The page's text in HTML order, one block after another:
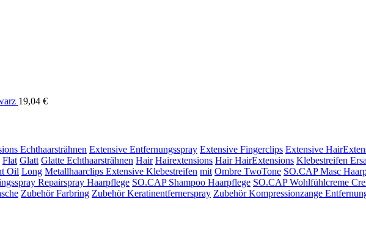
19,04 €
Echthaarsträhnen Extensive Entfernungsspray Extensive Fingerclips Extensive
Flat Glatt Glatte Echthaarsträhnen Hair Hairextensions Hair HairExtensions Klebestreifen
Oil Long Metallhaarclips Extensive Klebestreifen mit Ombre TwoTone SO.CAP Masc
Repairspray Haarpflege SO.CAP Shampoo Haarpflege SO.CAP Wohlfühlcreme
Zubehör Farbring Zubehör Keratinentfernerspray Zubehör Kompressionzange